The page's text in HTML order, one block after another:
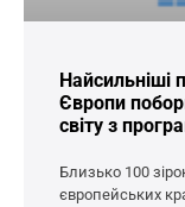
Найсильніші
Європи
світу з
Близько 100
європейських